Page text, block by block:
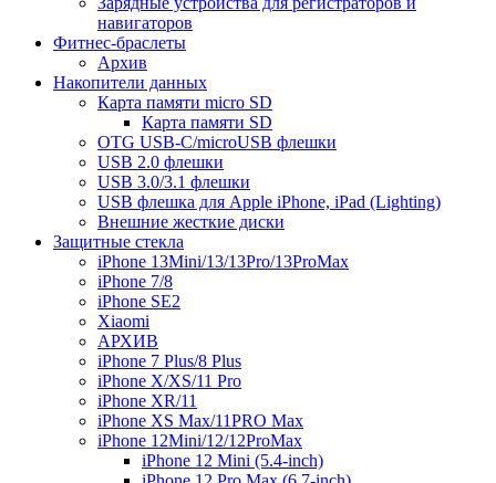
навигаторов
Фитнес-браслеты
Архив
Накопители данных
Карта памяти micro SD
Карта памяти SD
OTG USB-C/microUSB флешки
USB 2.0 флешки
USB 3.0/3.1 флешки
USB флешка для Apple iPhone, iPad (Lighting)
Внешние жесткие диски
Защитные стекла
iPhone 13Mini/13/13Pro/13ProMax
iPhone 7/8
iPhone SE2
Xiaomi
АРХИВ
iPhone 7 Plus/8 Plus
iPhone X/XS/11 Pro
iPhone XR/11
iPhone XS Max/11PRO Max
iPhone 12Mini/12/12ProMax
iPhone 12 Mini (5.4-inch)